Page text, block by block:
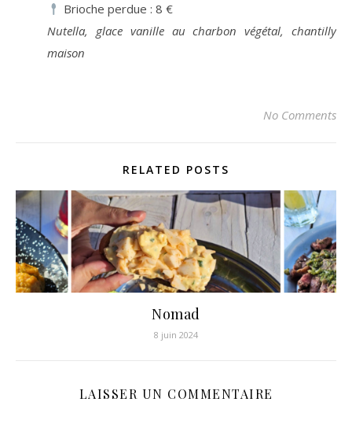
Brioche perdue : 8 €
Nutella, glace vanille au charbon végétal, chantilly
maison
No Comments
RELATED POSTS
Nomad
8 juin 2024
LAISSER UN COMMENTAIRE